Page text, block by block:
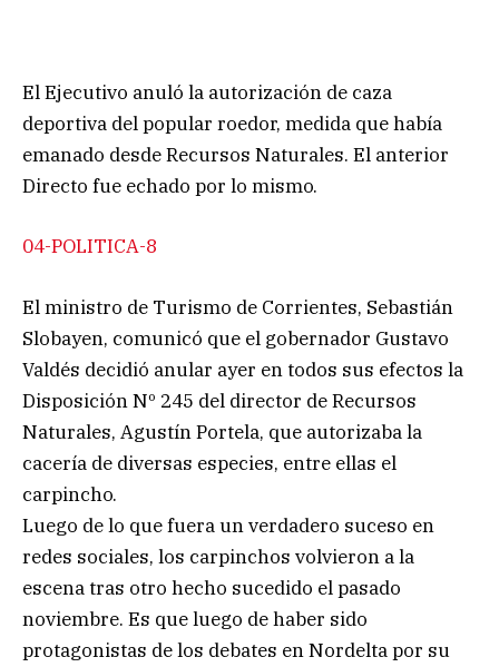
El Ejecutivo anuló la autorización de caza
deportiva del popular roedor, medida que había
emanado desde Recursos Naturales. El anterior
Directo fue echado por lo mismo.
04-POLITICA-8
El ministro de Turismo de Corrientes, Sebastián
Slobayen, comunicó que el gobernador Gustavo
Valdés decidió anular ayer en todos sus efectos la
Disposición Nº 245 del director de Recursos
Naturales, Agustín Portela, que autorizaba la
cacería de diversas especies, entre ellas el
carpincho.
Luego de lo que fuera un verdadero suceso en
redes sociales, los carpinchos volvieron a la
escena tras otro hecho sucedido el pasado
noviembre. Es que luego de haber sido
protagonistas de los debates en Nordelta por su